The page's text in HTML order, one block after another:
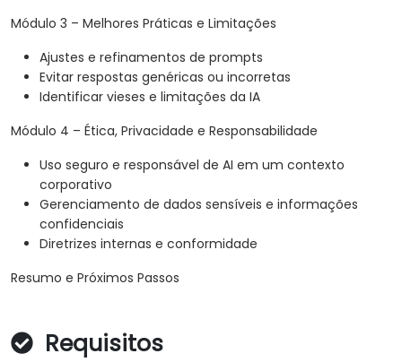
Módulo 3 – Melhores Práticas e Limitações
Ajustes e refinamentos de prompts
Evitar respostas genéricas ou incorretas
Identificar vieses e limitações da IA
Módulo 4 – Ética, Privacidade e Responsabilidade
Uso seguro e responsável de AI em um contexto
corporativo
Gerenciamento de dados sensíveis e informações
confidenciais
Diretrizes internas e conformidade
Resumo e Próximos Passos
Requisitos